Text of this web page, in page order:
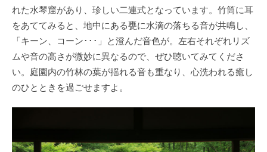
れた水琴窟があり、珍しい二連式となっています。竹筒に耳
をあててみると、地中にある甕に水滴の落ちる音が共鳴し、
「キーン、コーン･･･」と澄んだ音色が。左右それぞれリズ
ムや音の高さが微妙に異なるので、ぜひ聴いてみてくださ
い。庭園内の竹林の葉が揺れる音も重なり、心洗われる癒し
のひとときを過ごせますよ。